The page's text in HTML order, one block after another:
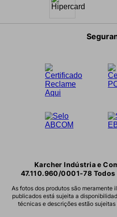
Karcher Indústria e
47.110.960/0001-78
As fotos dos produtos são meramente
publicados está sujeita a
técnicas e descrições estão